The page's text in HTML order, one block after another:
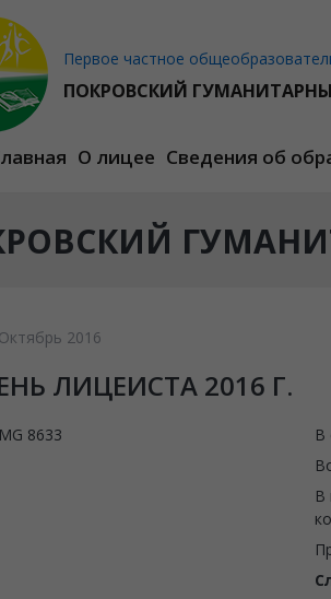
Первое частное
ПОКРОВСКИЙ
О лицее Сведения об
2016
ЛИЦЕИСТА 2016 Г.
В
В